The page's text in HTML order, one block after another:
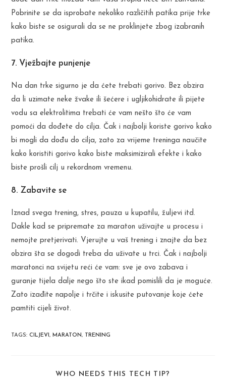
Pobrinite se da isprobate nekoliko različitih patika prije trke
kako biste se osigurali da se ne proklinjete zbog izabranih
patika.
7. Vježbajte punjenje
Na dan trke sigurno je da ćete trebati gorivo. Bez obzira
da li uzimate neke žvake ili šećere i ugljikohidrate ili pijete
vodu sa elektrolitima trebati će vam nešto što će vam
pomoći da dođete do cilja. Čak i najbolji koriste gorivo kako
bi mogli da dođu do cilja, zato za vrijeme treninga naučite
kako koristiti gorivo kako biste maksimizirali efekte i kako
biste prošli cilj u rekordnom vremenu.
8. Zabavite se
Iznad svega trening, stres, pauza u kupatilu, žuljevi itd.
Dakle kad se pripremate za maraton uživajte u procesu i
nemojte pretjerivati. Vjerujte u vaš trening i znajte da bez
obzira šta se dogodi treba da uživate u trci. Čak i najbolji
maratonci na svijetu reći će vam: sve je ovo zabava i
guranje tijela dalje nego što ste ikad pomislili da je moguće.
Zato izađite napolje i trčite i iskusite putovanje koje ćete
pamtiti cijeli život.
TAGS:CILJEVI, MARATON, TRENING
WHO NEEDS THIS TECH TIP?